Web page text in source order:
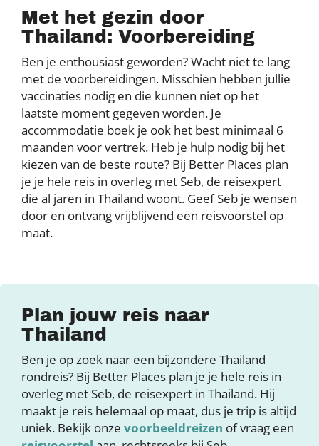
Met het gezin door
Thailand: Voorbereiding
Ben je enthousiast geworden? Wacht niet te lang
met de voorbereidingen. Misschien hebben jullie
vaccinaties nodig en die kunnen niet op het
laatste moment gegeven worden. Je
accommodatie boek je ook het best minimaal 6
maanden voor vertrek. Heb je hulp nodig bij het
kiezen van de beste route? Bij Better Places plan
je je hele reis in overleg met Seb, de reisexpert
die al jaren in Thailand woont. Geef Seb je wensen
door en ontvang vrijblijvend een reisvoorstel op
maat.
Plan jouw reis naar
Thailand
Ben je op zoek naar een bijzondere Thailand
rondreis? Bij Better Places plan je je hele reis in
overleg met Seb, de reisexpert in Thailand. Hij
maakt je reis helemaal op maat, dus je trip is altijd
uniek. Bekijk onze voorbeeldreizen of vraag een